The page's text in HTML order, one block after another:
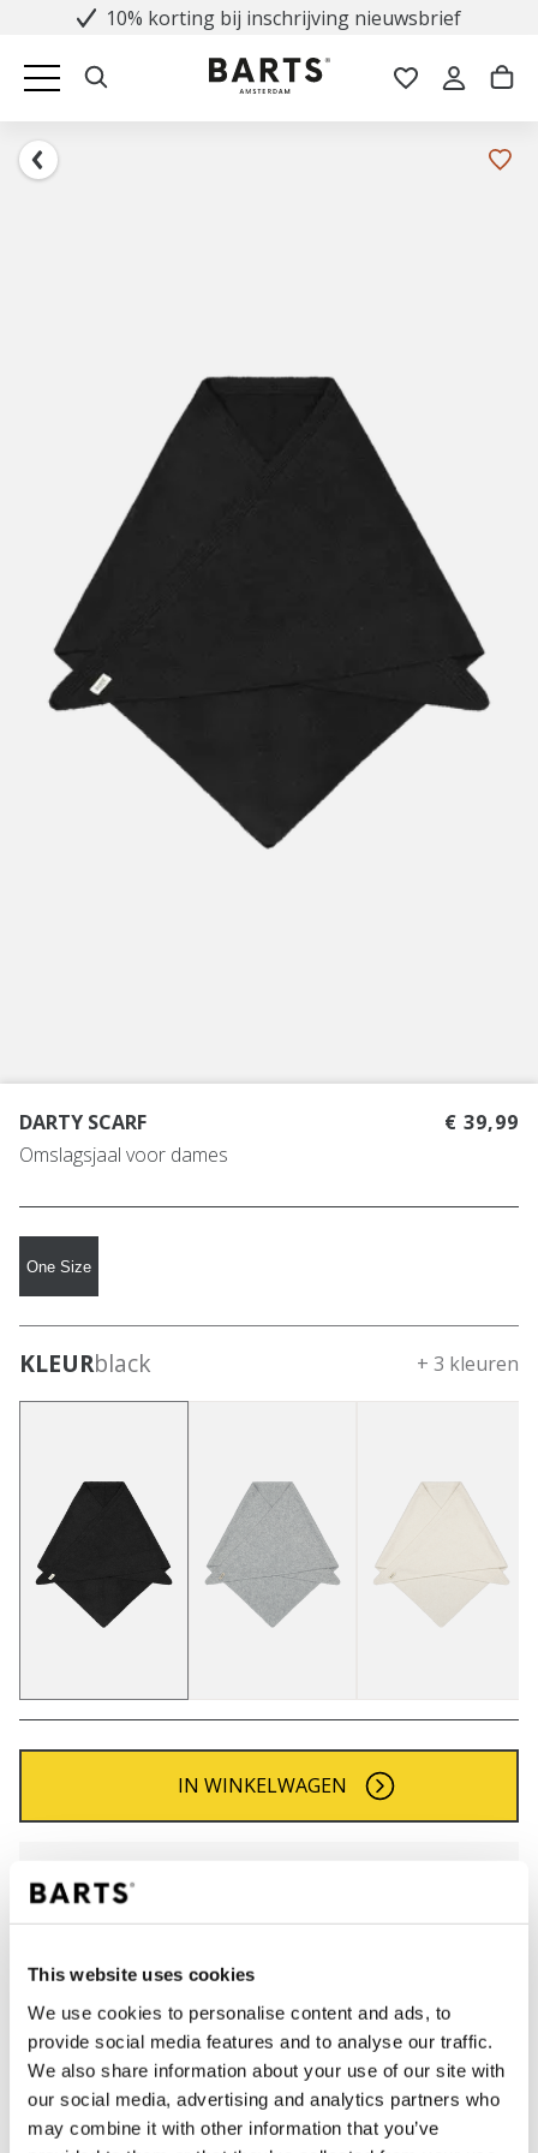
This website uses cookies
We use cookies to personalise content and ads, to
provide social media features and to analyse our traffic.
We also share information about your use of our site with
our social media, advertising and analytics partners who
may combine it with other information that you’ve
10% korting bij inschrijving nieuwsbrief
DARTY SCARF
Omslagsjaal voor dames
€ 39,99
One Size
KLEURblack + 3 kleuren
IN WINKELWAGEN
worden geplaatst, worden dezelfde dag verzonden
Gratis verzending voor orders boven € 50,- binnen
BESCHRIJVING
Gebreide driehoekige sjaal